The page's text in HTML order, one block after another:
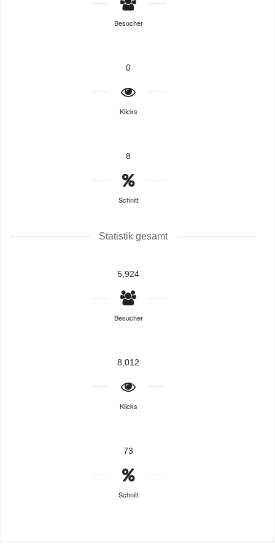
Besucher
0
Klicks
8
Schnitt
Statistik gesamt
5,924
Besucher
8,012
Klicks
73
Schnitt